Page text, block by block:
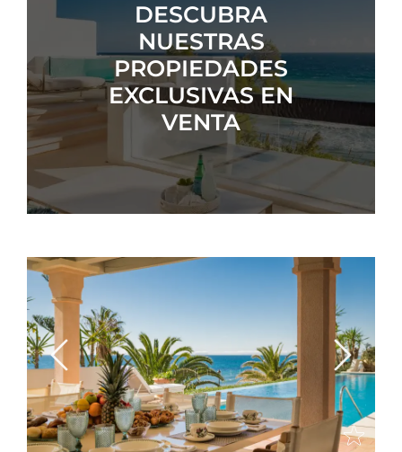
DESCUBRA
NUESTRAS
PROPIEDADES
EXCLUSIVAS EN
VENTA
Previous Next